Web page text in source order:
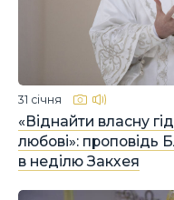
«Віднайти власну
любові»: проповідь
в неділю Закхея
31 січня